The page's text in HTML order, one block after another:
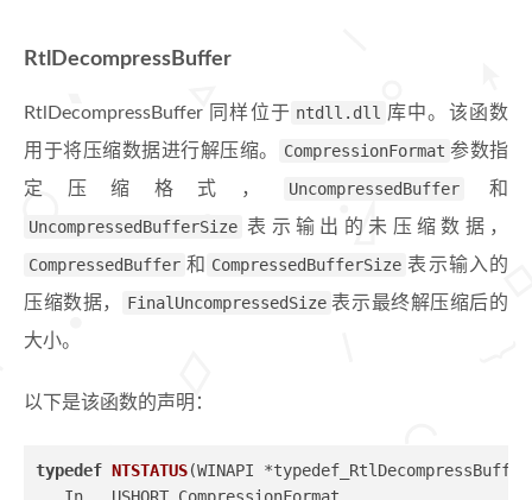
RtlDecompressBuffer
RtlDecompressBuffer 同样位于 ntdll.dll 库中。该函数
用于将压缩数据进行解压缩。
CompressionFormat 参数指
定压缩格式，
UncompressedBuffer
和
UncompressedBufferSize 表示输出的未压缩数据，
CompressedBuffer 和 CompressedBufferSize 表示输入的
压缩数据，
FinalUncompressedSize 表示最终解压缩后的
大小。
以下是该函数的声明：
typedef NTSTATUS(WINAPI